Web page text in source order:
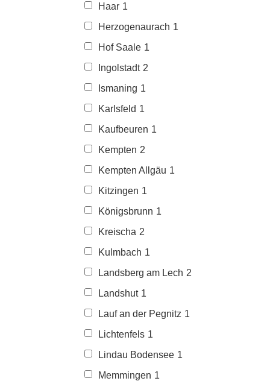
Haar 1
Herzogenaurach 1
Hof Saale 1
Ingolstadt 2
Ismaning 1
Karlsfeld 1
Kaufbeuren 1
Kempten 2
Kempten Allgäu 1
Kitzingen 1
Königsbrunn 1
Kreischa 2
Kulmbach 1
Landsberg am Lech 2
Landshut 1
Lauf an der Pegnitz 1
Lichtenfels 1
Lindau Bodensee 1
Memmingen 1